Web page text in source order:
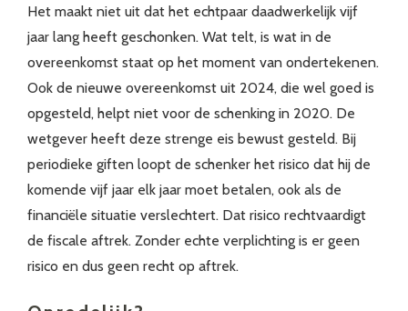
Het maakt niet uit dat het echtpaar daadwerkelijk vijf
jaar lang heeft geschonken. Wat telt, is wat in de
overeenkomst staat op het moment van ondertekenen.
Ook de nieuwe overeenkomst uit 2024, die wel goed is
opgesteld, helpt niet voor de schenking in 2020. De
wetgever heeft deze strenge eis bewust gesteld. Bij
periodieke giften loopt de schenker het risico dat hij de
komende vijf jaar elk jaar moet betalen, ook als de
financiële situatie verslechtert. Dat risico rechtvaardigt
de fiscale aftrek. Zonder echte verplichting is er geen
risico en dus geen recht op aftrek.